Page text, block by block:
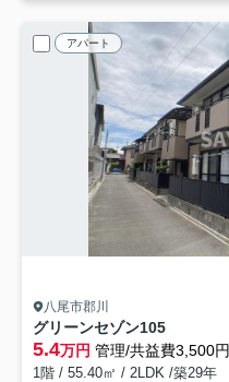
アパート
八尾市郡川
グリーンセゾン105
5.4万円 管理/共益費3,500円
1階 / 55.40㎡ / 2LDK /築29年